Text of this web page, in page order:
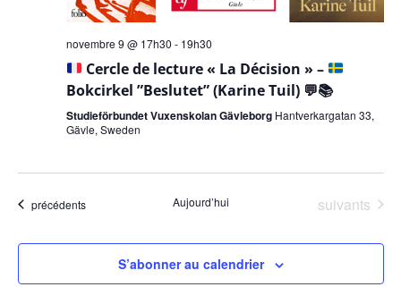
novembre 9 @ 17h30 - 19h30
Cercle de lecture « La Décision » –
Bokcirkel ”Beslutet” (Karine Tuil) 💬📚
Studieförbundet Vuxenskolan Gävleborg Hantverkargatan 33,
Gävle, Sweden
Évènements
précédents Aujourd’hui Évènements
suivants
S’abonner au calendrier